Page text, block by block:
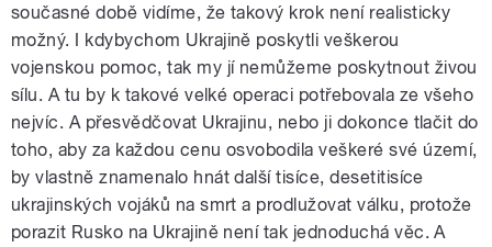
současné době vidíme, že takový krok není realisticky
možný. I kdybychom Ukrajině poskytli veškerou
vojenskou pomoc, tak my jí nemůžeme poskytnout živou
sílu. A tu by k takové velké operaci potřebovala ze všeho
nejvíc. A přesvědčovat Ukrajinu, nebo ji dokonce tlačit do
toho, aby za každou cenu osvobodila veškeré své území,
by vlastně znamenalo hnát další tisíce, desetitisíce
ukrajinských vojáků na smrt a prodlužovat válku, protože
porazit Rusko na Ukrajině není tak jednoduchá věc. A